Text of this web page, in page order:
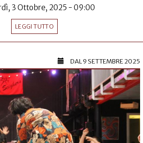
3 Ottobre, 2025 - 09:00
LEGGI TUTTO
DAL9 SETTEMBRE 2025